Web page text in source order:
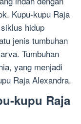
Kupu-kupu Raja
hidup
jenis tumbuhan
Tumbuhan
yang menjadi
Raja Alexandra.
kupu Raja